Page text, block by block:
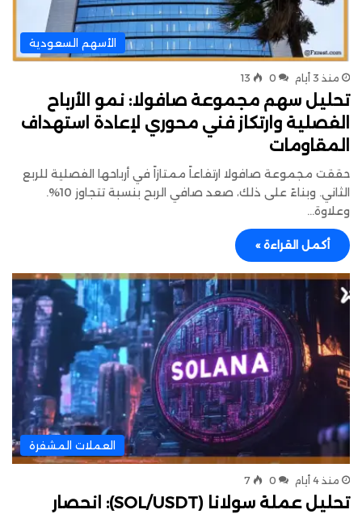
الأسهم السعودية
منذ 3 أيام 0
13
تحليل سهم مجموعة صافولا: نمو الأرباح
الفصلية وارتكاز فني محوري لإعادة استهداف
المقاومات
حققت مجموعة صافولا ارتفاعاً ممتازاً في أرباحها الفصلية للربع
الثاني. وبناءً على ذلك، صعد صافي الربح بنسبة تتجاوز 10%.
وعلاوة…
أكمل القراءة »
العملات المشفرة
منذ 4 أيام 0
7
تحليل عملة سولانا (SOL/USDT): انحصار